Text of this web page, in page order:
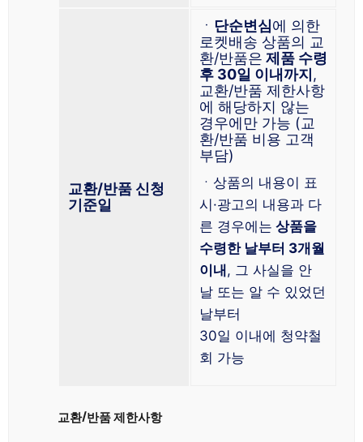
교환/반품 신청
기준일
ㆍ 단순변심에 의한
로켓배송 상품의 교
환/반품은 제품 수령
후 30일 이내까지 ,
교환/반품 제한사항
에 해당하지 않는
경우에만 가능 (교
환/반품 비용 고객
부담)
ㆍ상품의 내용이 표
시·광고의 내용과 다
른 경우에는 상품을
수령한 날부터 3개월
이내 , 그 사실을 안
날 또는 알 수 있었던
날부터
30일 이내에 청약철
회 가능
교환/반품 제한사항